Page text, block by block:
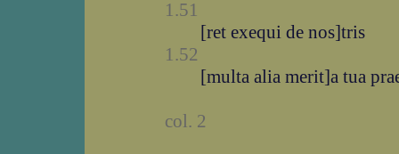
1.51
[ret exequi de nos]tris
1.52
[multa alia merit]a tua
col. 2